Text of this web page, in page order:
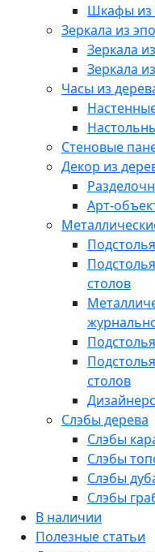
Шкафы из
Зеркала из
Зеркала
Зеркала
Часы из
Стеновые
Декор из
Арт-
столов
столов
Слэбы дерева
Слэбы
Слэбы
Слэбы
Слэбы
В наличии
Полезные статьи